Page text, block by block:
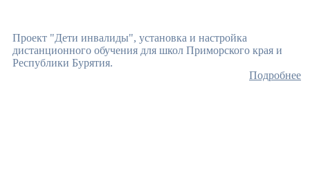
Проект "Дети инвалиды", установка и настройка
дистанционного обучения для школ Приморского края и
Республики Бурятия.
Подробнее